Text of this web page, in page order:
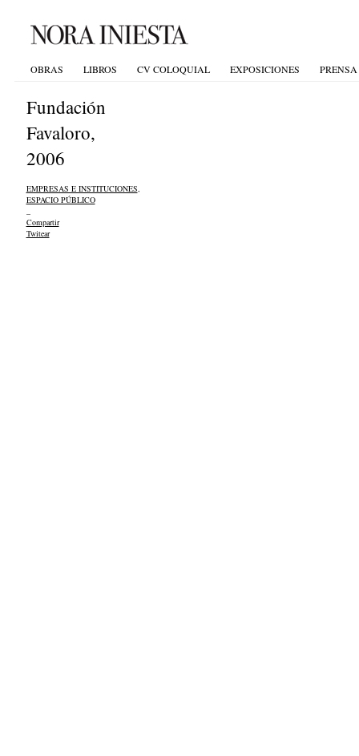
OBRAS LIBROS CV COLOQUIAL EXPOSICIONES PRENSA
Fundación
Favaloro,
2006
EMPRESAS E INSTITUCIONES,
ESPACIO PÚBLICO
Compartir
Twitear